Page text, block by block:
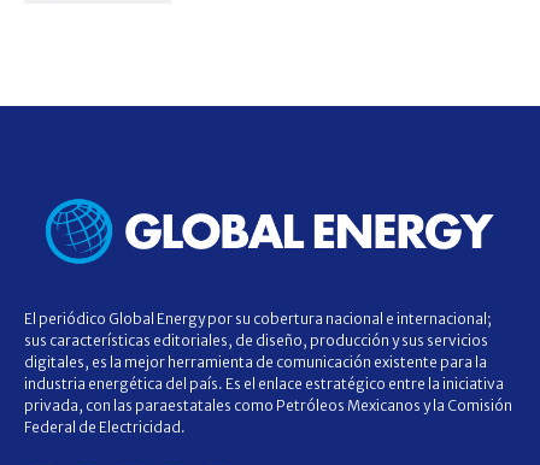
El periódico Global Energy por su cobertura nacional e internacional;
sus características editoriales, de diseño, producción y sus servicios
digitales, es la mejor herramienta de comunicación existente para la
industria energética del país. Es el enlace estratégico entre la iniciativa
privada, con las paraestatales como Petróleos Mexicanos y la Comisión
Federal de Electricidad.